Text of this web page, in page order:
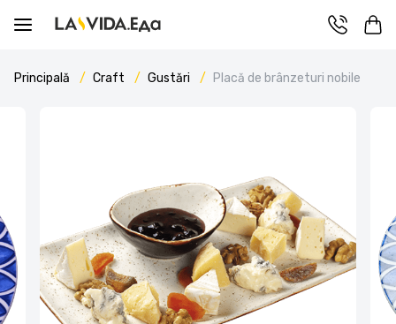
Principală Craft Gustări Placă de brânzeturi nobile